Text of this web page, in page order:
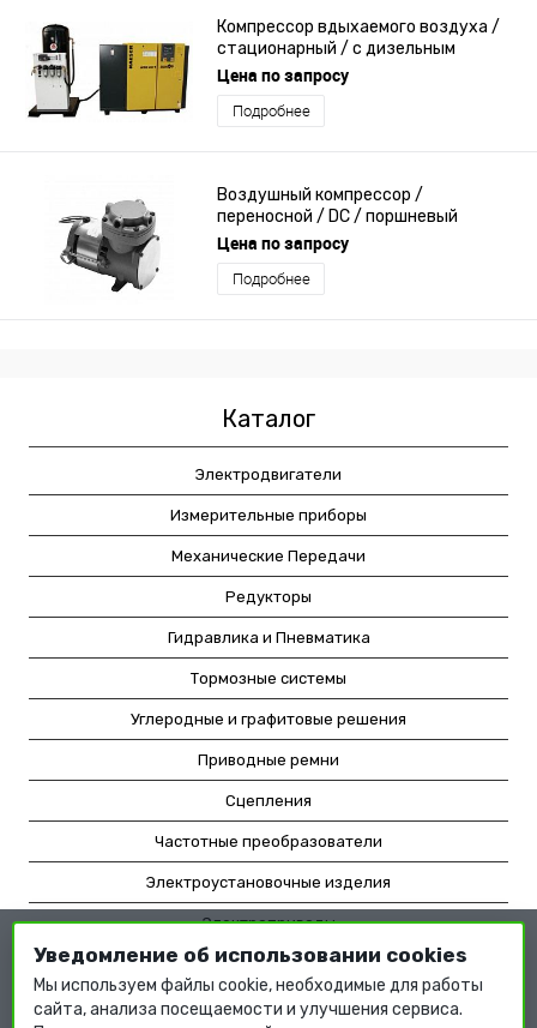
Компрессор вдыхаемого воздуха /
стационарный / с дизельным
двигателем / поршневый
Цена по запросу
Подробнее
Воздушный компрессор /
переносной / DC / поршневый
Цена по запросу
Подробнее
Каталог
Электродвигатели
Измерительные приборы
Механические Передачи
Редукторы
Гидравлика и Пневматика
Тормозные системы
Углеродные и графитовые решения
Приводные ремни
Сцепления
Частотные преобразователи
Электроустановочные изделия
Электроприводы
Насосное оборудование
Мотор-редукторы
Уведомление об использовании cookies
Мы используем файлы cookie, необходимые для работы
сайта, анализа посещаемости и улучшения сервиса.